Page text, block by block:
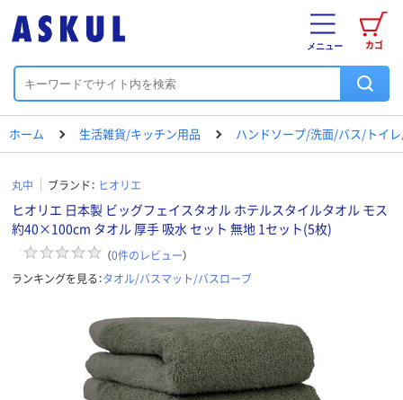
カゴ
メニュー
ホーム 生活雑貨/キッチン用品 ハンドソープ/洗面/バス/トイ
丸中 ブランド： ヒオリエ
ヒオリエ 日本製 ビッグフェイスタオル ホテルスタイルタオル モス
約40×100cm タオル 厚手 吸水 セット 無地 1セット(5枚)
（0件のレビュー）
ランキングを見る：タオル/バスマット/バスローブ